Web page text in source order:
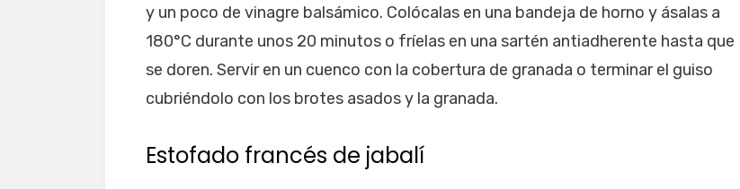
y un poco de vinagre balsámico. Colócalas en una bandeja de horno y ásalas a
180°C durante unos 20 minutos o fríelas en una sartén antiadherente hasta que
se doren. Servir en un cuenco con la cobertura de granada o terminar el guiso
cubriéndolo con los brotes asados y la granada.
Estofado francés de jabalí